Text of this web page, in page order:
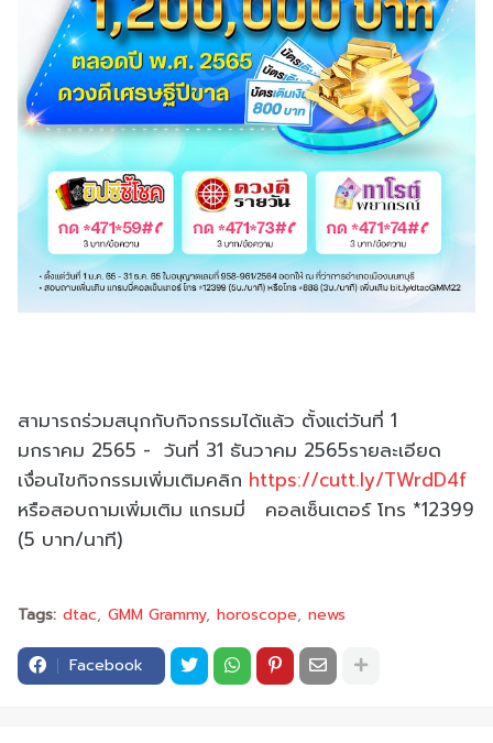
สามารถร่วมสนุกกับกิจกรรมได้แล้ว ตั้งแต่วันที่ 1
มกราคม 2565 - วันที่ 31 ธันวาคม 2565รายละเอียด
เงื่อนไขกิจกรรมเพิ่มเติมคลิก https://cutt.ly/TWrdD4f
หรือสอบถามเพิ่มเติม แกรมมี่ คอลเซ็นเตอร์ โทร *12399
(5 บาท/นาที)
Tags: dtac GMM Grammy horoscope news
Facebook